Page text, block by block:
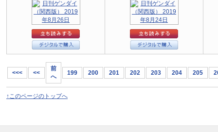
<<< <<
前
へ
199 200 201 202 203 204 205
↑このページのトップへ